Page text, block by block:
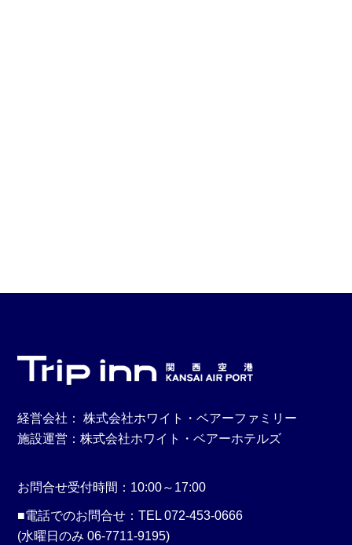
経営会社： 株式会社ホワイト・ベアーファミリー
施設運営：株式会社ホワイト・ベアーホテルズ
お問合せ受付時間：10:00～17:00
■電話でのお問合せ：TEL 072-453-0666
(水曜日のみ 06-7711-9195)